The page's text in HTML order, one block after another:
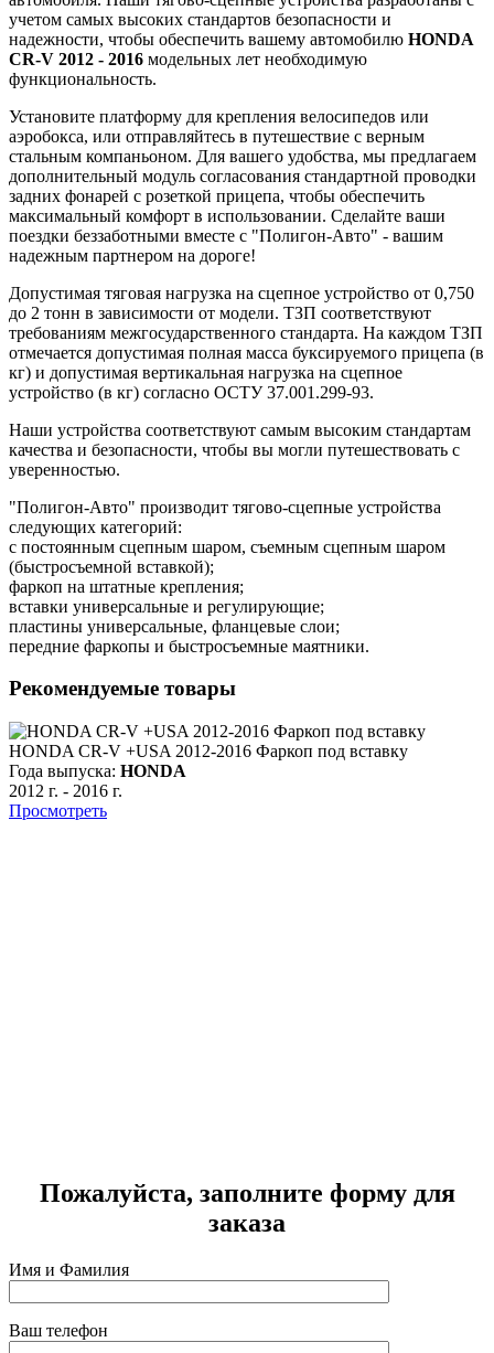
учетом самых высоких стандартов безопасности и
надежности, чтобы обеспечить вашему автомобилю HONDA
CR-V 2012 - 2016 модельных лет необходимую
функциональность.
Установите платформу для крепления велосипедов или
аэробокса, или отправляйтесь в путешествие с верным
стальным компаньоном. Для вашего удобства, мы предлагаем
дополнительный модуль согласования стандартной проводки
задних фонарей с розеткой прицепа, чтобы обеспечить
максимальный комфорт в использовании. Сделайте ваши
поездки беззаботными вместе с "Полигон-Авто" - вашим
надежным партнером на дороге!
Допустимая тяговая нагрузка на сцепное устройство от 0,750
до 2 тонн в зависимости от модели. ТЗП соответствуют
требованиям межгосударственного стандарта. На каждом ТЗП
отмечается допустимая полная масса буксируемого прицепа (в
кг) и допустимая вертикальная нагрузка на сцепное
устройство (в кг) согласно ОСТУ 37.001.299-93.
Наши устройства соответствуют самым высоким стандартам
качества и безопасности, чтобы вы могли путешествовать с
уверенностью.
"Полигон-Авто" производит тягово-сцепные устройства
следующих категорий:
с постоянным сцепным шаром, съемным сцепным шаром
(быстросъемной вставкой);
фаркоп на штатные крепления;
вставки универсальные и регулирующие;
пластины универсальные, фланцевые слои;
передние фаркопы и быстросъемные маятники.
Рекомендуемые товары
HONDA CR-V +USA 2012-2016 Фаркоп под вставку
Года выпуска: HONDA
2012 г. - 2016 г.
Просмотреть
Пожалуйста, заполните форму для
заказа
Имя и Фамилия
Ваш телефон